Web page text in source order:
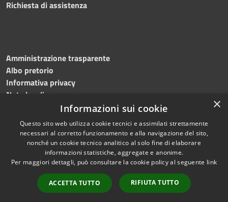
Richiesta di assistenza
Amministrazione trasparente
Albo pretorio
Informativa privacy
Note legali
Dichiarazione di accessibilità
Accessibilità
Copyright © 2026 • Comune di
Martinengo • Powered by
Municipium•
Accesso
redazione
×
Informazioni sui cookie
Questo sito web utilizza cookie tecnici e assimilati strettamente
necessari al corretto funzionamento e alla navigazione del sito,
nonché un cookie tecnico analitico al solo fine di elaborare
informazioni statistiche, aggregate e anonime.
Per maggiori dettagli, può consultare la cookie policy al seguente link
ACCETTA TUTTO RIFIUTA TUTTO